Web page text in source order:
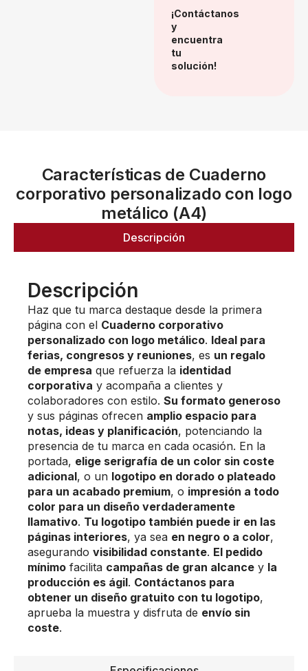
¡Contáctanos
y
encuentra
tu
solución!
Características de Cuaderno
corporativo personalizado con logo
metálico (A4)
Descripción
Descripción
Haz que tu marca destaque desde la primera
página con el Cuaderno corporativo
personalizado con logo metálico. Ideal para
ferias, congresos y reuniones, es un regalo
de empresa que refuerza la identidad
corporativa y acompaña a clientes y
colaboradores con estilo. Su formato generoso
y sus páginas ofrecen amplio espacio para
notas, ideas y planificación, potenciando la
presencia de tu marca en cada ocasión. En la
portada, elige serigrafía de un color sin coste
adicional, o un logotipo en dorado o plateado
para un acabado premium, o impresión a todo
color para un diseño verdaderamente
llamativo. Tu logotipo también puede ir en las
páginas interiores, ya sea en negro o a color,
asegurando visibilidad constante. El pedido
mínimo facilita campañas de gran alcance y la
producción es ágil. Contáctanos para
obtener un diseño gratuito con tu logotipo,
aprueba la muestra y disfruta de envío sin
coste.